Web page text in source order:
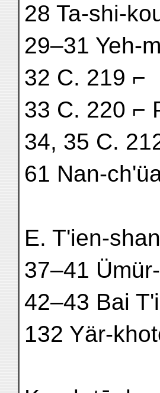
28 Ta-shi-
29–31 Yeh-
32 C. 219 ⌐
33 C. 220 ⌐
34, 35 C.
61 Nan-
E. T'ien-
37–41
42–43 Bai
132 Yär-